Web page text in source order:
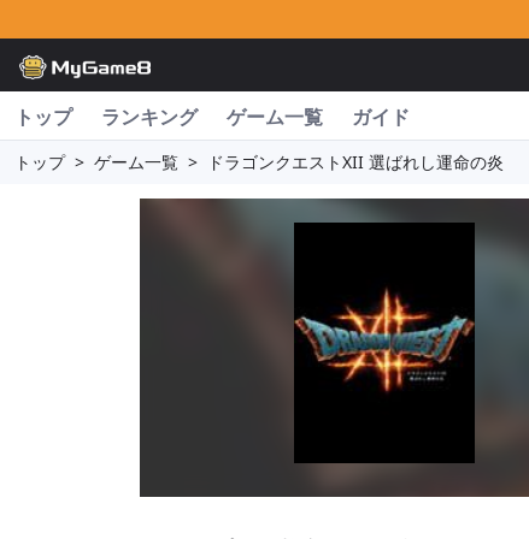
トップ ランキング ゲーム一覧 ガイド
トップ > ゲーム一覧 > ドラゴンクエストXII 選ばれし運命の炎